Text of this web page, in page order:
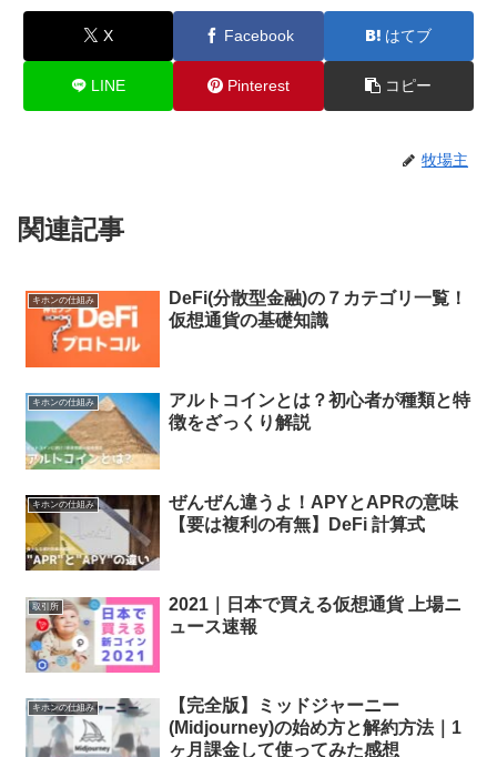
X Facebook はてブ
LINE Pinterest コピー
牧場主
関連記事
キホンの仕組み
DeFi(分散型金融)の７カテゴリ一覧！
仮想通貨の基礎知識
キホンの仕組み
アルトコインとは？初心者が種類と特
徴をざっくり解説
キホンの仕組み
ぜんぜん違うよ！APYとAPRの意味
【要は複利の有無】DeFi 計算式
取引所
2021｜日本で買える仮想通貨 上場ニ
ュース速報
キホンの仕組み
【完全版】ミッドジャーニー
(Midjourney)の始め方と解約方法｜1
ヶ月課金して使ってみた感想